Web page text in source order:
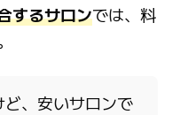
するサロンでは、料
、安いサロンで